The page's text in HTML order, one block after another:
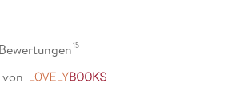
Instagram
war dieses Buch ein
mich und ich würde die Geschichte
15
von